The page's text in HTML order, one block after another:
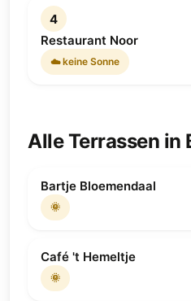
4
Restaurant Noor
☁️ keine Sonne
Alle Terrassen in
Bartje Bloemendaal
🌞
Café 't Hemeltje
🌞